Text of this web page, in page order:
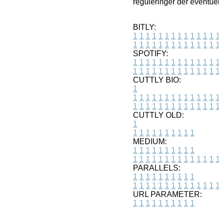
BITLY:
1 1 1 1 1 1 1 1 1 1 1 1 1 1
1 1 1 1 1 1 1 1 1 1 1 1 1 1
SPOTIFY:
1 1 1 1 1 1 1 1 1 1 1 1 1 1
1 1 1 1 1 1 1 1 1 1 1 1 1 1
CUTTLY BIO:
1
1 1 1 1 1 1 1 1 1 1 1 1 1 1
1 1 1 1 1 1 1 1 1 1 1 1 1 1
CUTTLY OLD:
1
1 1 1 1 1 1 1 1 1 1
MEDIUM:
1 1 1 1 1 1 1 1 1 1
1 1 1 1 1 1 1 1 1 1 1 1 1 1
PARALLELS:
1 1 1 1 1 1 1 1 1 1
1 1 1 1 1 1 1 1 1 1 1 1 1 1
URL PARAMETER:
1 1 1 1 1 1 1 1 1 1